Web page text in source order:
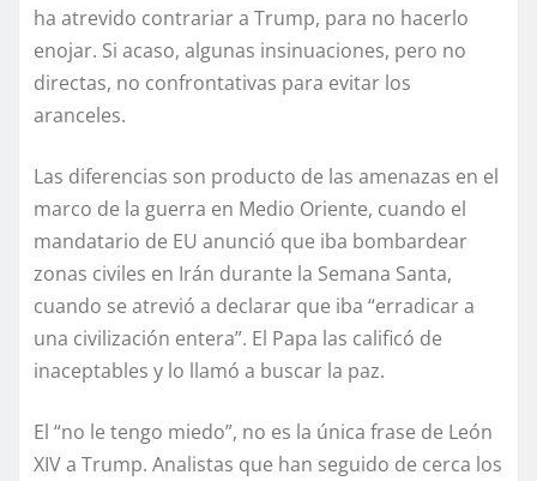
ha atrevido contrariar a Trump, para no hacerlo
enojar. Si acaso, algunas insinuaciones, pero no
directas, no confrontativas para evitar los
aranceles.
Las diferencias son producto de las amenazas en el
marco de la guerra en Medio Oriente, cuando el
mandatario de EU anunció que iba bombardear
zonas civiles en Irán durante la Semana Santa,
cuando se atrevió a declarar que iba “erradicar a
una civilización entera”. El Papa las calificó de
inaceptables y lo llamó a buscar la paz.
El “no le tengo miedo”, no es la única frase de León
XIV a Trump. Analistas que han seguido de cerca los